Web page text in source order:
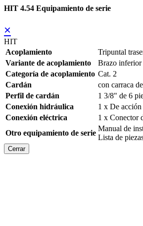
HIT 4.54 Equipamiento de serie
×
HIT
Acoplamiento
Tripuntal
Variante de acoplamiento
Brazo inferior
Categoría de acoplamiento Cat. 2
Cardán
con carraca
Perfil de cardán
1 3/8" de 6
Conexión hidráulica
1 x De acción
Conexión eléctrica
1 x Conector
Otro equipamiento de serie
Manual de
Lista de
Cerrar